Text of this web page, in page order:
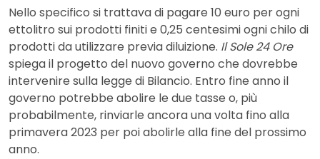
Nello specifico si trattava di pagare 10 euro per ogni
ettolitro sui prodotti finiti e 0,25 centesimi ogni chilo di
prodotti da utilizzare previa diluizione. Il Sole 24 Ore
spiega il progetto del nuovo governo che dovrebbe
intervenire sulla legge di Bilancio. Entro fine anno il
governo potrebbe abolire le due tasse o, più
probabilmente, rinviarle ancora una volta fino alla
primavera 2023 per poi abolirle alla fine del prossimo
anno.